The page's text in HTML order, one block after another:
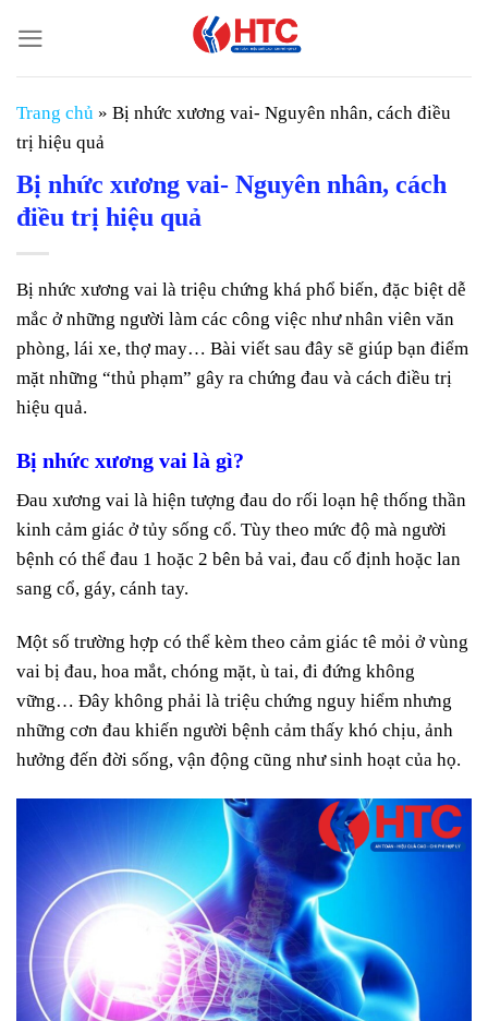
đến
nội
dung
Trang chủ » Bị nhức xương vai- Nguyên nhân, cách điều
trị hiệu quả
Bị nhức xương vai- Nguyên nhân, cách
điều trị hiệu quả
Bị nhức xương vai là triệu chứng khá phổ biến, đặc biệt dễ
mắc ở những người làm các công việc như nhân viên văn
phòng, lái xe, thợ may… Bài viết sau đây sẽ giúp bạn điểm
mặt những “thủ phạm” gây ra chứng đau và cách điều trị
hiệu quả.
Bị nhức xương vai là gì?
Đau xương vai là hiện tượng đau do rối loạn hệ thống thần
kinh cảm giác ở tủy sống cổ. Tùy theo mức độ mà người
bệnh có thể đau 1 hoặc 2 bên bả vai, đau cố định hoặc lan
sang cổ, gáy, cánh tay.
Một số trường hợp có thể kèm theo cảm giác tê mỏi ở vùng
vai bị đau, hoa mắt, chóng mặt, ù tai, đi đứng không
vững… Đây không phải là triệu chứng nguy hiểm nhưng
những cơn đau khiến người bệnh cảm thấy khó chịu, ảnh
hưởng đến đời sống, vận động cũng như sinh hoạt của họ.